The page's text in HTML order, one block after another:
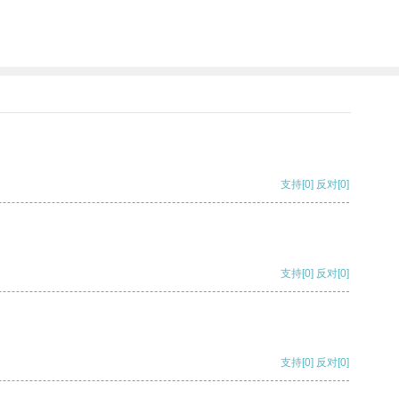
支持[0] 反对[0]
支持[0] 反对[0]
支持[0] 反对[0]